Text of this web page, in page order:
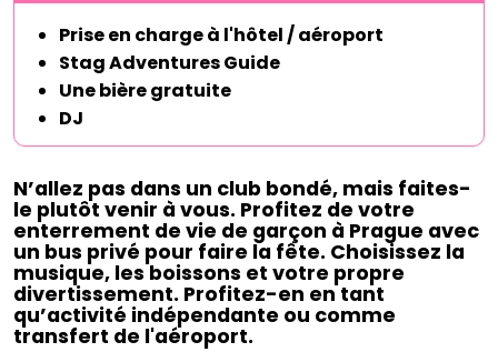
Prise en charge à l'hôtel / aéroport
Stag Adventures Guide
Une bière gratuite
DJ
N’allez pas dans un club bondé, mais faites-
le plutôt venir à vous. Profitez de votre
enterrement de vie de garçon à Prague avec
un bus privé pour faire la fête. Choisissez la
musique, les boissons et votre propre
divertissement. Profitez-en en tant
qu’activité indépendante ou comme
transfert de l'aéroport.